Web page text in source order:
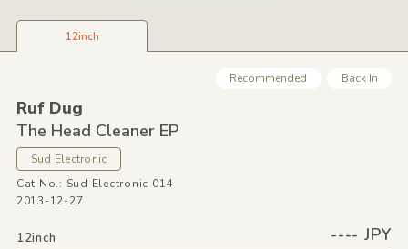
12inch
Recommended Back In
Ruf Dug
The Head Cleaner EP
Sud Electronic
Cat No.: Sud Electronic 014
2013-12-27
12inch ---- JPY